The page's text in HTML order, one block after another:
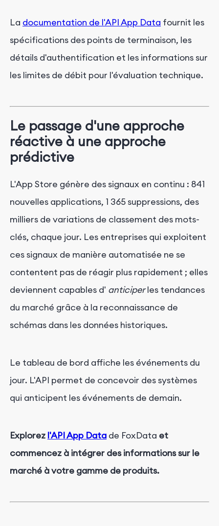
La documentation de l'API App Data fournit les
spécifications des points de terminaison, les
détails d'authentification et les informations sur
les limites de débit pour l'évaluation technique.
Le passage d'une approche
réactive à une approche
prédictive
L'App Store génère des signaux en continu : 841
nouvelles applications, 1 365 suppressions, des
milliers de variations de classement des mots-
clés, chaque jour. Les entreprises qui exploitent
ces signaux de manière automatisée ne se
contentent pas de réagir plus rapidement ; elles
deviennent capables d' anticiperles tendances
du marché grâce à la reconnaissance de
schémas dans les données historiques.
Le tableau de bord affiche les événements du
jour. L'API permet de concevoir des systèmes
qui anticipent les événements de demain.
Explorez l'API App Data de FoxData et
commencez à intégrer des informations sur le
marché à votre gamme de produits.